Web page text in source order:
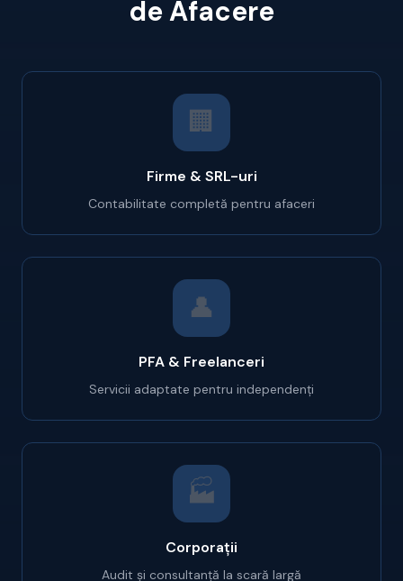
de Afacere
🏢
Firme & SRL-uri
Contabilitate completă pentru afaceri
👤
PFA & Freelanceri
Servicii adaptate pentru independenți
🏭
Corporații
Audit și consultanță la scară largă